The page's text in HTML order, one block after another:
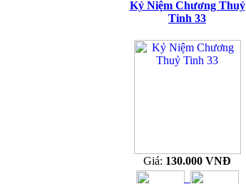
Kỷ Niệm Chương Thuỷ
Tinh 33
Giá: 130.000 VNĐ